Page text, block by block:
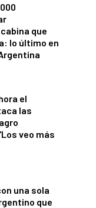
que
lo último en
el
las
veo más
una sola
que